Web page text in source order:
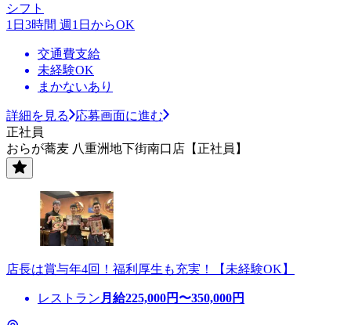
シフト
1日3時間 週1日からOK
交通費支給
未経験OK
まかないあり
詳細を見る
応募画面に進む
正社員
おらが蕎麦 八重洲地下街南口店【正社員】
店長は賞与年4回！福利厚生も充実！【未経験OK】
レストラン 月給225,000円〜350,000円